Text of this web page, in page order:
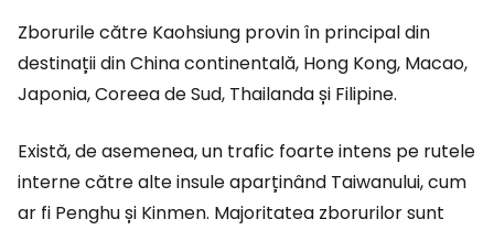
Zborurile către Kaohsiung provin în principal din
destinații din China continentală, Hong Kong, Macao,
Japonia, Coreea de Sud, Thailanda și Filipine.
Există, de asemenea, un trafic foarte intens pe rutele
interne către alte insule aparținând Taiwanului, cum
ar fi Penghu și Kinmen. Majoritatea zborurilor sunt